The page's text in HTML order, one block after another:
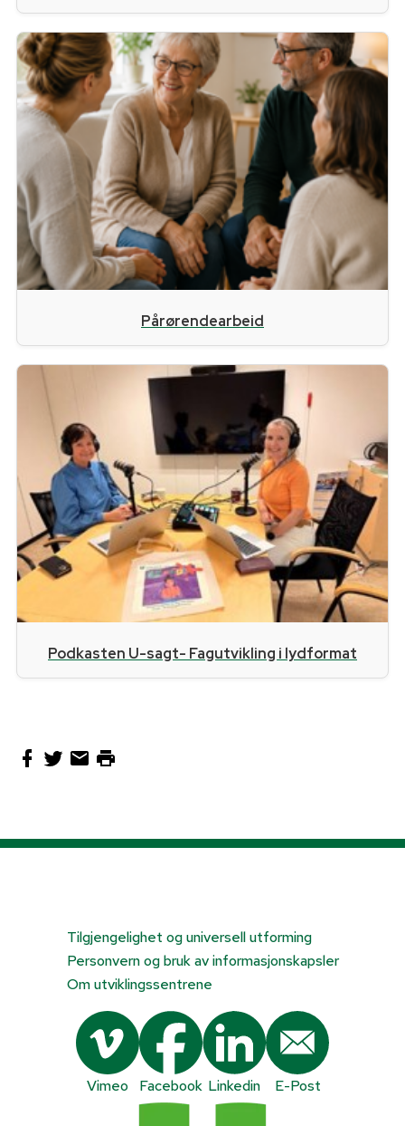
Pårørendearbeid
Podkasten U-sagt- Fagutvikling i lydformat
Tilgjengelighet og universell utforming
Personvern og bruk av informasjonskapsler
Om utviklingssentrene
Vimeo Facebook Linkedin E-Post